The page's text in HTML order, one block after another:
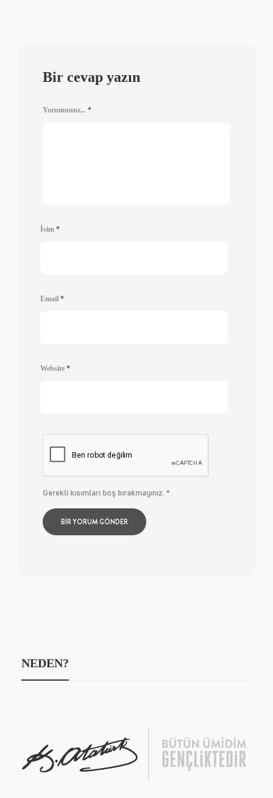
Bir cevap yazın
Yorumunuz... *
İsim *
Email *
Website *
Gerekli kısımları boş bırakmayınız.*
NEDEN?